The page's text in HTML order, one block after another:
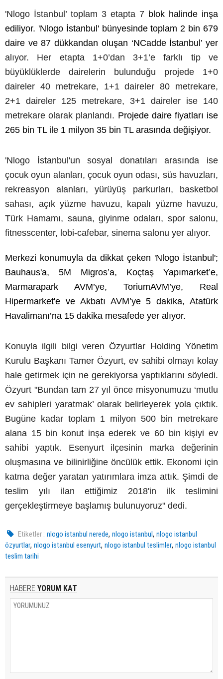
'Nlogo İstanbul’ toplam 3 etapta 7 blok halinde inşa
ediliyor. 'Nlogo İstanbul' bünyesinde toplam 2 bin 679
daire ve87 dükkandan oluşan ‘NCadde İstanbul’yer
alıyor. Her etapta 1+0’dan 3+1’e farklı tip ve
büyüklüklerde dairelerin bulunduğu projede 1+0
daireler 40 metrekare, 1+1 daireler 80 metrekare,
2+1 daireler 125 metrekare, 3+1 daireler ise 140
metrekare olarak planlandı. Projede daire fiyatları ise
265 bin TL ile 1 milyon 35 bin TL arasında değişiyor.
'Nlogo İstanbul'un sosyal donatıları arasında ise
çocuk oyun alanları, çocuk oyun odası, süs havuzları,
rekreasyon alanları, yürüyüş parkurları, basketbol
sahası, açık yüzme havuzu, kapalı yüzme havuzu,
Türk Hamamı, sauna, giyinme odaları, spor salonu,
fitnesscenter, lobi-cafebar, sinema salonu yer alıyor.
Merkezi konumuyla da dikkat çeken 'Nlogo İstanbul';
Bauhaus'a, 5M Migros’a, Koçtaş Yapımarket’e,
Marmarapark AVM’ye, ToriumAVM’ye, Real
Hipermarket'e ve Akbatı AVM’ye 5 dakika, Atatürk
Havalimanı’na 15 dakika mesafede yer alıyor.
Konuyla ilgili bilgi veren Özyurtlar Holding Yönetim
Kurulu Başkanı Tamer Özyurt, ev sahibi olmayı kolay
hale getirmek için ne gerekiyorsa yaptıklarını söyledi.
Özyurt "Bundan tam 27 yıl önce misyonumuzu ‘mutlu
ev sahipleri yaratmak’ olarak belirleyerek yola çıktık.
Bugüne kadar toplam 1 milyon 500 bin metrekare
alana 15 bin konut inşa ederek ve 60 bin kişiyi ev
sahibi yaptık. Esenyurt ilçesinin marka değerinin
oluşmasına ve bilinirliğine öncülük ettik. Ekonomi için
katma değer yaratan yatırımlara imza attık. Şimdi de
teslim yılı ilan ettiğimiz 2018'in ilk teslimini
gerçekleştirmeye başlamış bulunuyoruz" dedi.
Etiketler : nlogo istanbul nerede,nlogo istanbul,nlogo istanbul
özyurtlar, nlogo istanbul esenyurt, nlogo istanbul teslimler, nlogo istanbul
teslim tarihi
HABERE YORUM KAT